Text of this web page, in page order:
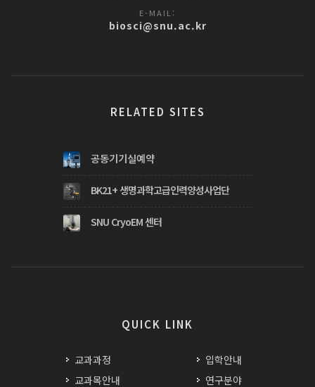
E-MAIL:
biosci@snu.ac.kr
RELATED SITES
공동기기실예약
BK21+ 생명과학고급인력양성사업단
SNU CryoEM 센터
QUICK LINK
교과과정
교과목안내
입학안내
연구분야